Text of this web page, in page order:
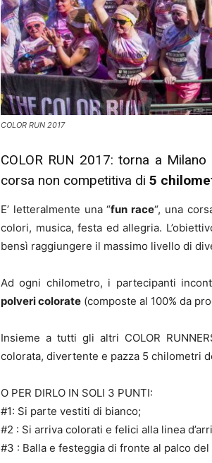
COLOR RUN 2017
COLOR RUN 2017: torna a
corsa non competitiva di 5
E’ letteralmente una “fun race“, una
colori, musica, festa ed allegria.
bensì raggiungere il massimo livello di
Ad ogni chilometro, i partecipanti
polveri colorate (composte al 100% da
Insieme a tutti gli altri COLOR
colorata, divertente e pazza 5 chilometri
O PER DIRLO IN SOLI 3 PUNTI:
#1: Si parte vestiti di bianco;
#2 : Si arriva colorati e felici alla linea
#3 : Balla e festeggia di fronte al palco